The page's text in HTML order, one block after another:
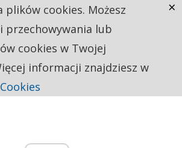
plików cookies. Możesz
przechowywania lub
cookies w Twojej
informacji znajdziesz w
×